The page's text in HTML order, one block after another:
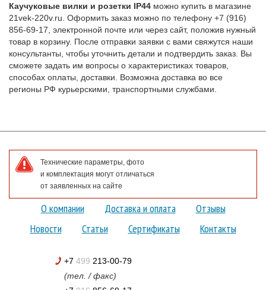
Каучуковые вилки и розетки IP44 можно купить в магазине
21vek-220v.ru. Оформить заказ можно по телефону +7 (916)
856-69-17, электронной почте или через сайт, положив нужный
товар в корзину. После отправки заявки с вами свяжутся наши
консультанты, чтобы уточнить детали и подтвердить заказ. Вы
сможете задать им вопросы о характеристиках товаров,
способах оплаты, доставки. Возможна доставка во все
регионы РФ курьерскими, транспортными службами.
Технические параметры, фото
и комплектация могут отличаться
от заявленных на сайте
О компании Доставка и оплата
Отзывы
Новости
Статьи Сертификаты Контакты
+7 499 213-00-79
(тел. / факс)